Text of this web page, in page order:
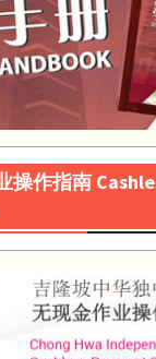
操作指南